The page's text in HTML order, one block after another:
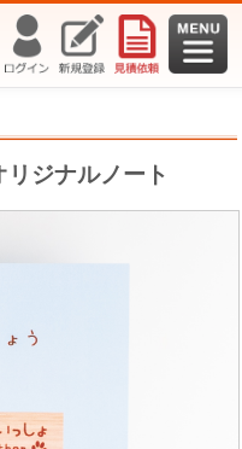
リジナルノート